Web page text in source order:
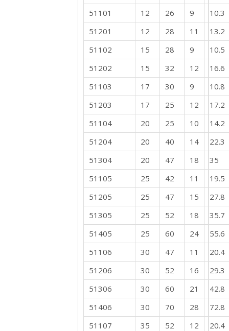
51101
12 26 9
10.3
51201
12 28 11
13.2
51102
15 28 9
10.5
51202
15 32 12
16.6
51103
17 30 9
10.8
51203
17 25 12
17.2
51104
20 25 10
14.2
51204
20 40 14
22.3
51304
20 47 18
35
51105
25 42 11
19.5
51205
25 47 15
27.8
51305
25 52 18
35.7
51405
25 60 24
55.6
51106
30 47 11
20.4
51206
30 52 16
29.3
51306
30 60 21
42.8
51406
30 70 28
72.8
51107
35 52 12
20.4